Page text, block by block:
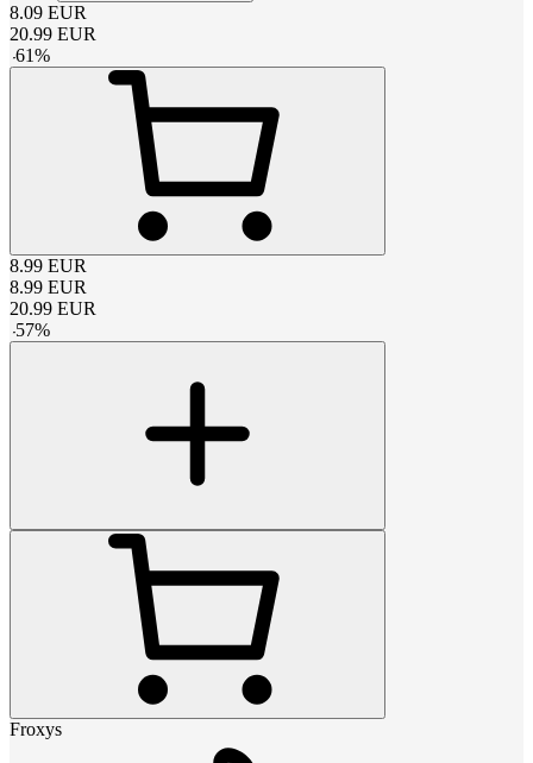
8.09 EUR
20.99 EUR
-61%
8.99 EUR
8.99 EUR
20.99 EUR
-57%
Froxys